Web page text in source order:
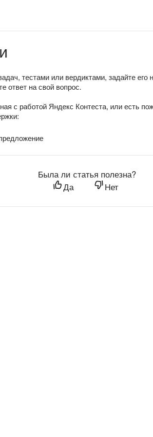
тестами или вердиктами, задайте его
ответ на свой вопрос.
с работой Яндекс Контеста, или есть
Была ли статья полезна?
Да
Нет